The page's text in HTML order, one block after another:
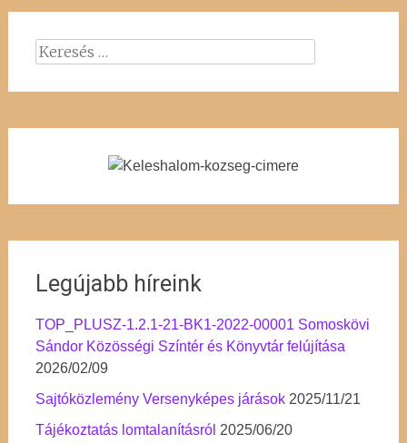
Keresés:
Legújabb híreink
TOP_PLUSZ-1.2.1-21-BK1-2022-00001 Somoskövi
Sándor Közösségi Színtér és Könyvtár felújítása
2026/02/09
Sajtóközlemény Versenyképes járások 2025/11/21
Tájékoztatás lomtalanításról 2025/06/20